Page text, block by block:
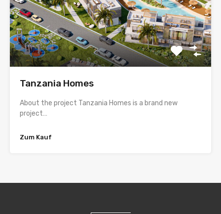
Tanzania Homes
About the project Tanzania Homes is a brand new
project…
Zum Kauf